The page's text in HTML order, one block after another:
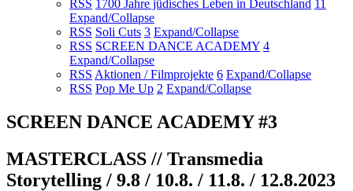
RSS 1700 Jahre jüdisches Leben in Deutschland 11
Expand/Collapse
RSS Soli Cuts 3 Expand/Collapse
RSS SCREEN DANCE ACADEMY 4
Expand/Collapse
RSS Aktionen / Filmprojekte 6 Expand/Collapse
RSS Pop Me Up 2 Expand/Collapse
SCREEN DANCE ACADEMY #3
MASTERCLASS // Transmedia
Storytelling / 9.8 / 10.8. / 11.8. / 12.8.2023